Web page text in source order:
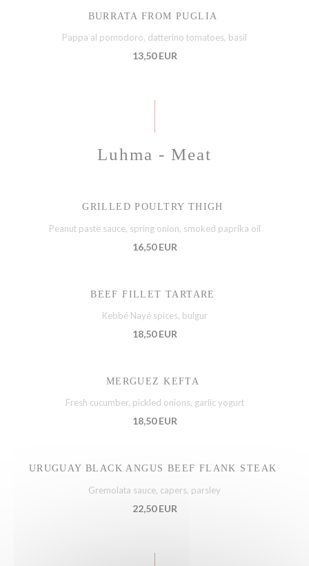
BURRATA FROM PUGLIA
Pappa al pomodoro, datterino tomatoes, basil
13,50 EUR
Luhma - Meat
GRILLED POULTRY THIGH
Peanut paste sauce, spring onion, smoked paprika oil
16,50 EUR
BEEF FILLET TARTARE
Kebbé Nayé spices, bulgur
18,50 EUR
MERGUEZ KEFTA
Fresh cucumber, pickled onions, garlic yogurt
18,50 EUR
URUGUAY BLACK ANGUS BEEF FLANK STEAK
Gremolata sauce, capers, parsley
22,50 EUR